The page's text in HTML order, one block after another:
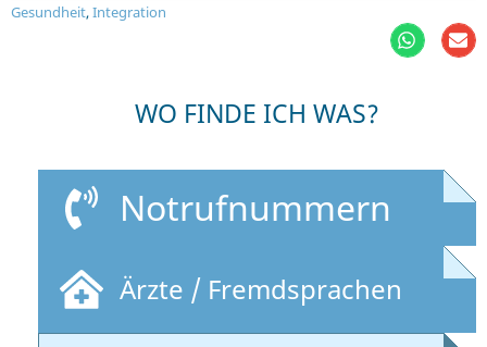
Gesundheit,Integration
WO FINDE ICH WAS?
Notrufnummern
Ärzte / Fremdsprachen